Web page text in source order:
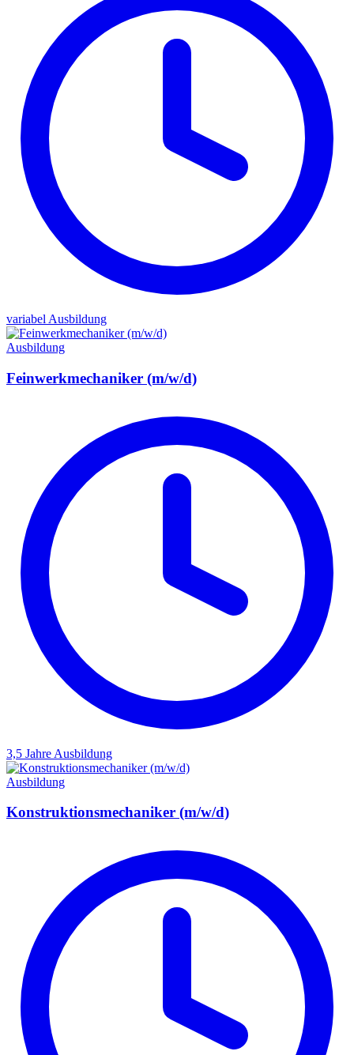
variabel Ausbildung
Ausbildung
Feinwerkmechaniker (m/w/d)
3,5 Jahre Ausbildung
Ausbildung
Konstruktionsmechaniker (m/w/d)